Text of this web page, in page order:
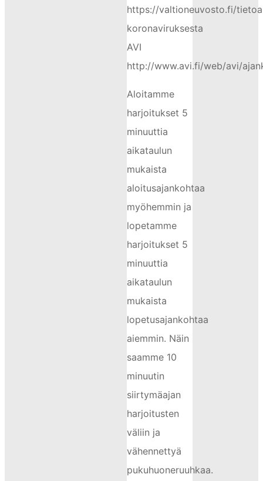
https://valtioneuvosto.fi/
koronaviruksesta
AVI
http://www.avi.fi/web/avi/
Aloitamme
harjoitukset 5
minuuttia
aikataulun
mukaista
aloitusajankohtaa
myöhemmin ja
lopetamme
harjoitukset 5
minuuttia
aikataulun
mukaista
lopetusajankohtaa
aiemmin. Näin
saamme 10
minuutin
siirtymäajan
harjoitusten
väliin ja
vähennettyä
pukuhuoneruuhkaa.